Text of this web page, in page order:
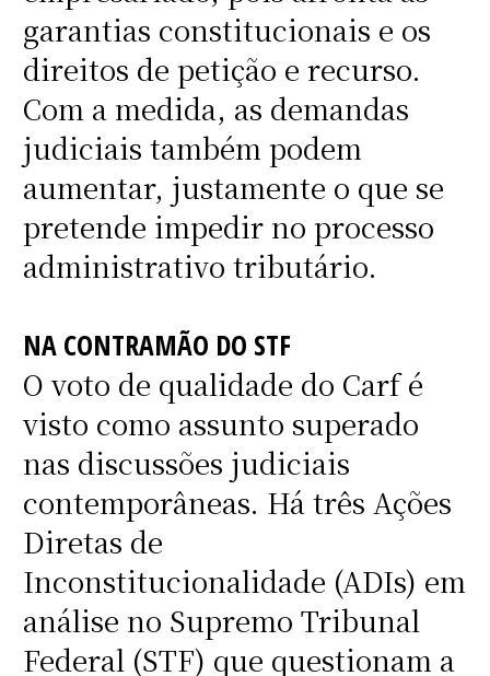
garantias constitucionais e os
direitos de petição e recurso.
Com a medida, as demandas
judiciais também podem
aumentar, justamente o que se
pretende impedir no processo
administrativo tributário.
NA CONTRAMÃO DO STF
O voto de qualidade do Carf é
visto como assunto superado
nas discussões judiciais
contemporâneas. Há três Ações
Diretas de
Inconstitucionalidade (ADIs) em
análise no Supremo Tribunal
Federal (STF) que questionam a